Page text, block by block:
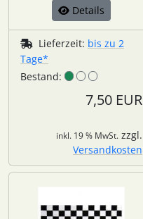
Details
Lieferzeit: bis zu 2
Tage*
Bestand:
7,50 EUR
inkl. 19 % MwSt. zzgl.
Versandkosten